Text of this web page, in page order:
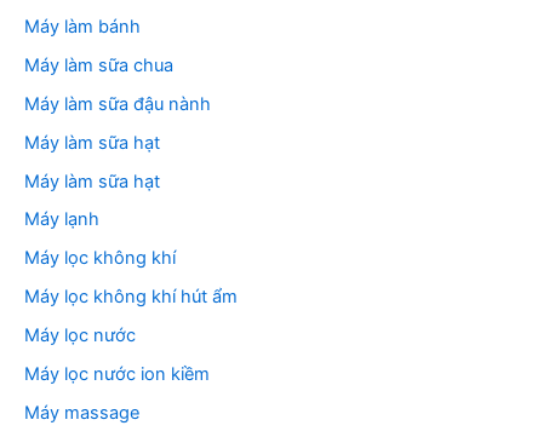
Máy làm bánh
Máy làm sữa chua
Máy làm sữa đậu nành
Máy làm sữa hạt
Máy làm sữa hạt
Máy lạnh
Máy lọc không khí
Máy lọc không khí hút ẩm
Máy lọc nước
Máy lọc nước ion kiềm
Máy massage